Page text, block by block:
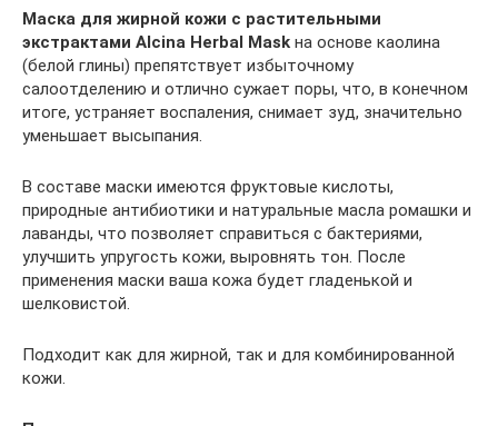
Маска для жирной кожи с растительными
экстрактами Alcina Herbal Mask на основе каолина
(белой глины) препятствует избыточному
салоотделению и отлично сужает поры, что, в конечном
итоге, устраняет воспаления, снимает зуд, значительно
уменьшает высыпания.
В составе маски имеются фруктовые кислоты,
природные антибиотики и натуральные масла ромашки и
лаванды, что позволяет справиться с бактериями,
улучшить упругость кожи, выровнять тон. После
применения маски ваша кожа будет гладенькой и
шелковистой.
Подходит как для жирной, так и для комбинированной
кожи.